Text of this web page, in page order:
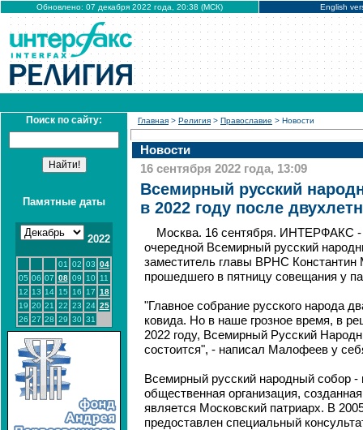
Обновлено: 07 декабря 2022 года, 20:38 (МСК) English
Поиск по сайту:
Памятные даты
2022
01 02 03 04
05 06 07 08 09 10
11
12 13 14 15 16 17 18
19 20 21 22 23 24 25
26 27 28 29 30 31
Главная > Религия > Православие > Новости
Новости
16 сентября 2022 года, 13:09
Всемирный русский
в 2022 году после
Москва. 16 сентября. ИНТЕРФАКС -
очередной Всемирный русский
заместитель главы ВРНС Константин
прошедшего в пятницу совещания у
"Главное собрание русского народа
ковида. Но в наше грозное время, в
2022 году, Всемирный Русский
состоится", - написал Малофеев у
Всемирный русский народный собор
общественная организация,
является Московский патриарх. В
предоставлен специальный